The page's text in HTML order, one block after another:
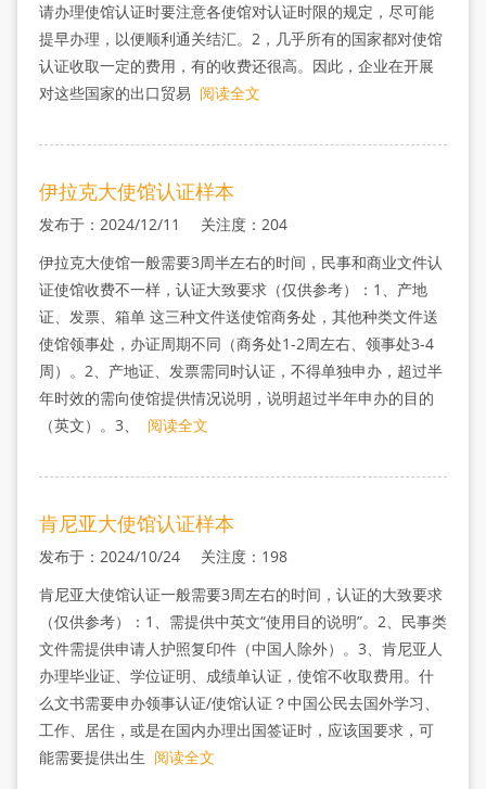
请办理使馆认证时要注意各使馆对认证时限的规定，尽可能
提早办理，以便顺利通关结汇。2，几乎所有的国家都对使馆
认证收取一定的费用，有的收费还很高。因此，企业在开展
对这些国家的出口贸易 阅读全文
伊拉克大使馆认证样本
发布于：2024/12/11 关注度：204
伊拉克大使馆一般需要3周半左右的时间，民事和商业文件认
证使馆收费不一样，认证大致要求（仅供参考）：1、产地
证、发票、箱单 这三种文件送使馆商务处，其他种类文件送
使馆领事处，办证周期不同（商务处1-2周左右、领事处3-4
周）。2、产地证、发票需同时认证，不得单独申办，超过半
年时效的需向使馆提供情况说明，说明超过半年申办的目的
（英文）。3、
阅读全文
肯尼亚大使馆认证样本
发布于：2024/10/24 关注度：198
肯尼亚大使馆认证一般需要3周左右的时间，认证的大致要求
（仅供参考）：1、需提供中英文“使用目的说明”。2、民事类
文件需提供申请人护照复印件（中国人除外）。3、肯尼亚人
办理毕业证、学位证明、成绩单认证，使馆不收取费用。什
么文书需要申办领事认证/使馆认证？中国公民去国外学习、
工作、居住，或是在国内办理出国签证时，应该国要求，可
能需要提供出生 阅读全文